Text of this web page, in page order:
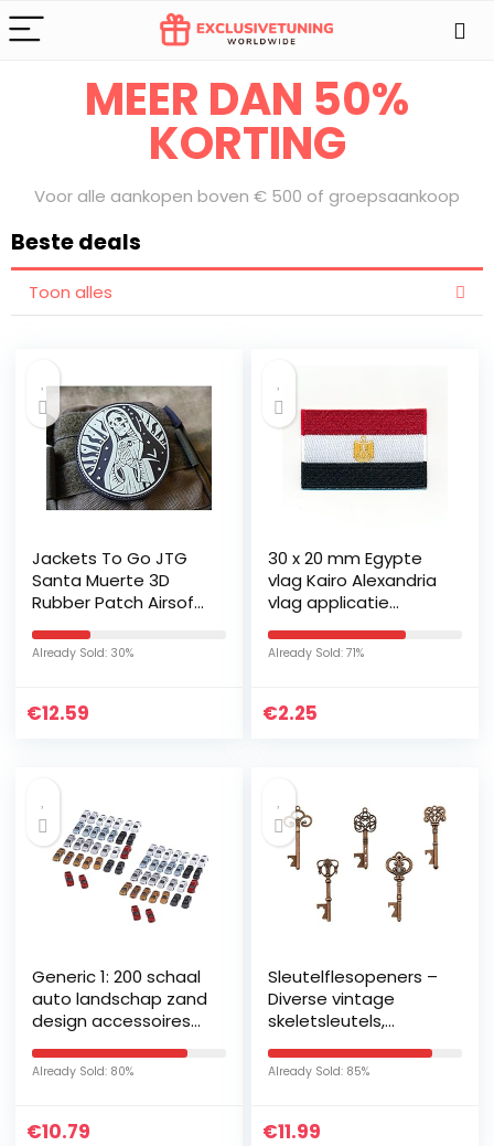
Bereid je voor op onze Sale Days
MEER DAN 50%
KORTING
Voor alle aankopen boven € 500 of groepsaankoop
Beste deals
Toon alles
Jackets To Go JTG
Santa Muerte 3D
Rubber Patch Airsoft
Already Sold: 30%
€12.59
30 x 20 mm Egypte
vlag Kairo Alexandria
vlag applicatie
Mini
Already Sold: 71%
€2.25
Generic 1: 200 schaal
auto landschap zand
design accessoires
Already Sold: 80%
€10.79
Sleutelflesopeners –
Diverse vintage
skeletsleutels,
(Pak van 25, koper)
Already Sold: 85%
€11.99